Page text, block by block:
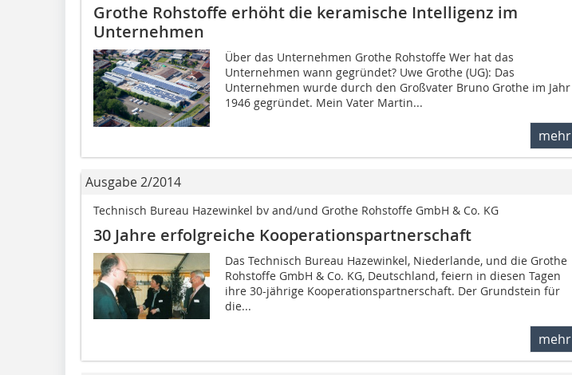
Grothe Rohstoffe erhöht die keramische Intelligenz im
Unternehmen
Über das Unternehmen Grothe Rohstoffe Wer hat das
Unternehmen wann gegründet? Uwe Grothe (UG): Das
Unternehmen wurde durch den Großvater Bruno Grothe im Jahr
1946 gegründet. Mein Vater Martin...
mehr
Ausgabe 2/2014
Technisch Bureau Hazewinkel bv and/und Grothe Rohstoffe GmbH & Co. KG
30 Jahre erfolgreiche Kooperationspartnerschaft
Das Technisch Bureau Hazewinkel, Niederlande, und die Grothe
Rohstoffe GmbH & Co. KG, Deutschland, feiern in diesen Tagen
ihre 30-jährige Kooperationspartnerschaft. Der Grundstein für
die...
mehr